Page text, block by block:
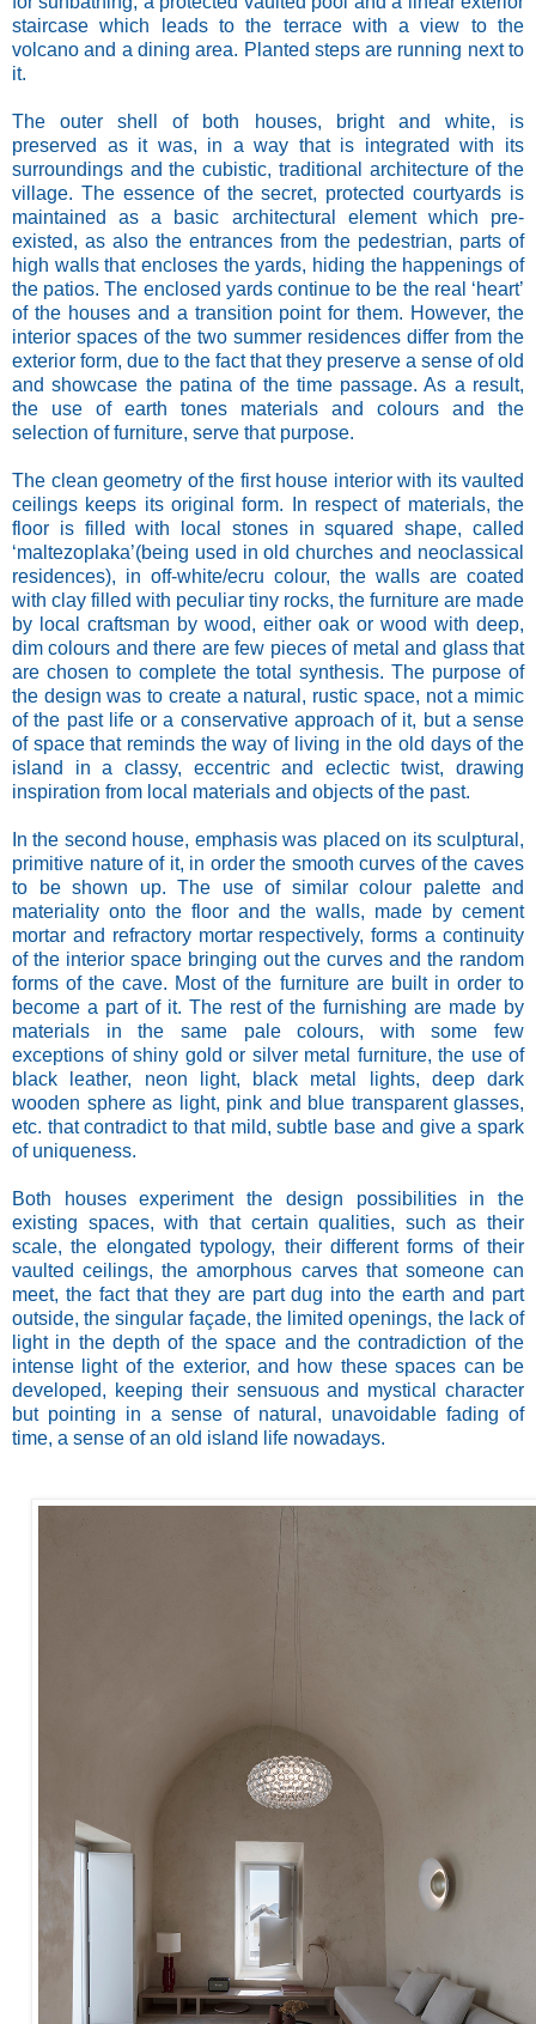
staircase which leads to the terrace with a view to the
volcano and a dining area. Planted steps are running next to
it.
The outer shell of both houses, bright and white, is
preserved as it was, in a way that is integrated with its
surroundings and the cubistic, traditional architecture of the
village. The essence of the secret, protected courtyards is
maintained as a basic architectural element which pre-
existed, as also the entrances from the pedestrian, parts of
high walls that encloses the yards, hiding the happenings of
the patios. The enclosed yards continue to be the real ‘heart’
of the houses and a transition point for them. However, the
interior spaces of the two summer residences differ from the
exterior form, due to the fact that they preserve a sense of old
and showcase the patina of the time passage. As a result,
the use of earth tones materials and colours and the
selection of furniture, serve that purpose.
The clean geometry of the first house interior with its vaulted
ceilings keeps its original form. In respect of materials, the
floor is filled with local stones in squared shape, called
‘maltezoplaka’(being used in old churches and neoclassical
residences), in off-white/ecru colour, the walls are coated
with clay filled with peculiar tiny rocks, the furniture are made
by local craftsman by wood, either oak or wood with deep,
dim colours and there are few pieces of metal and glass that
are chosen to complete the total synthesis. The purpose of
the design was to create a natural, rustic space, not a mimic
of the past life or a conservative approach of it, but a sense
of space that reminds the way of living in the old days of the
island in a classy, eccentric and eclectic twist, drawing
inspiration from local materials and objects of the past.
In the second house, emphasis was placed on its sculptural,
primitive nature of it, in order the smooth curves of the caves
to be shown up. The use of similar colour palette and
materiality onto the floor and the walls, made by cement
mortar and refractory mortar respectively, forms a continuity
of the interior space bringing out the curves and the random
forms of the cave. Most of the furniture are built in order to
become a part of it. The rest of the furnishing are made by
materials in the same pale colours, with some few
exceptions of shiny gold or silver metal furniture, the use of
black leather, neon light, black metal lights, deep dark
wooden sphere as light, pink and blue transparent glasses,
etc. that contradict to that mild, subtle base and give a spark
of uniqueness.
Both houses experiment the design possibilities in the
existing spaces, with that certain qualities, such as their
scale, the elongated typology, their different forms of their
vaulted ceilings, the amorphous carves that someone can
meet, the fact that they are part dug into the earth and part
outside, the singular façade, the limited openings, the lack of
light in the depth of the space and the contradiction of the
intense light of the exterior, and how these spaces can be
developed, keeping their sensuous and mystical character
but pointing in a sense of natural, unavoidable fading of
time, a sense of an old island life nowadays.